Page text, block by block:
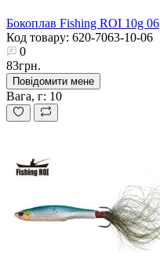
Бокоплав Fishing ROI 10g 06
Код товару: 620-7063-10-06
0
83грн.
Повідомити мене
Вага, г: 10